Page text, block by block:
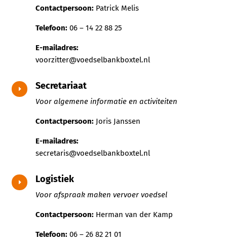
Contactpersoon:Patrick Melis
Telefoon: 06 – 14 22 88 25
E-mailadres:
voorzitter@voedselbankboxtel.nl
E Secretariaat
Voor algemene informatie en activiteiten
Contactpersoon:Joris Janssen
E-mailadres:
secretaris@voedselbankboxtel.nl
E Logistiek
Voor afspraak maken vervoer voedsel
Contactpersoon:Herman van der Kamp
Telefoon: 06 – 26 82 21 01